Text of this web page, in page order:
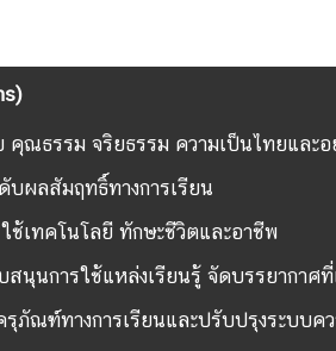
คุณธรรม จริยธรรม ความเป็นไทยและ
บผลสัมฤทธิ์ทางการเรียน
ใช้เทคโนโลยี ทักษะชีวิตและอาชีพ
สนุนการใช้แหล่งเรียนรู้ จัดบรรยากาศที่
ภัณฑ์ทางการเรียนและปรับปรุงระบบค